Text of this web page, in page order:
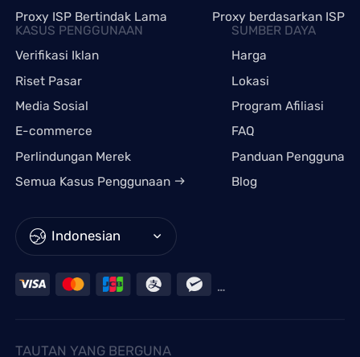
Indonesian
Proxy ISP Bertindak Lama
Proxy berdasarkan ISP
KASUS PENGGUNAAN
Verifikasi Iklan
Riset Pasar
Media Sosial
E-commerce
Perlindungan Merek
Semua Kasus Penggunaan
SUMBER DAYA
Harga
Lokasi
Program Afiliasi
FAQ
Panduan Pengguna
Blog
TAUTAN YANG BERGUNA